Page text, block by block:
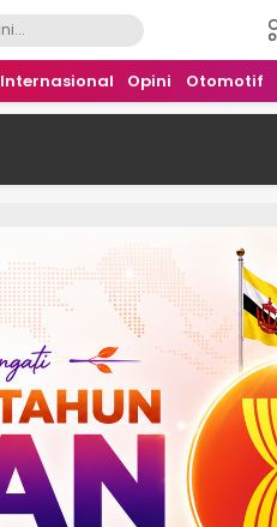
Internasional Opini Otomotif